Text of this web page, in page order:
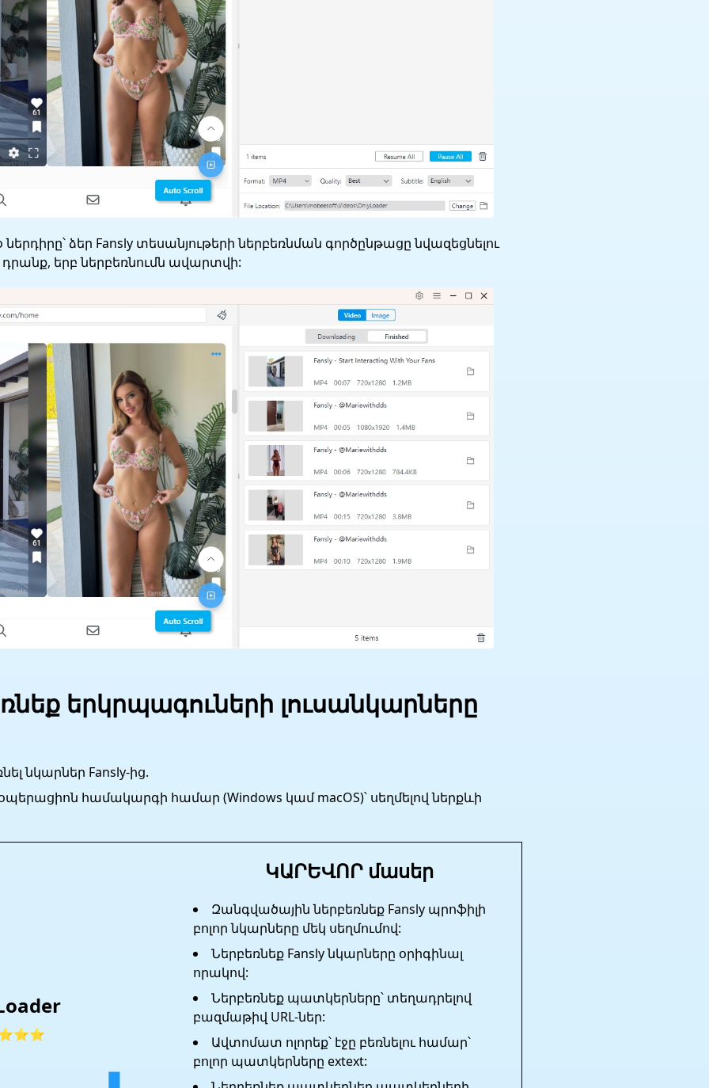
ներդիրը՝ ձեր Fansly տեսանյութերի ներբեռնման գործընթացը նվազեցնելու
երբ ներբեռնումն ավարտվի:
երկրպագուների լուսանկարները
նկարներ Fansly-ից.
օպերացիոն համակարգի համար (Windows կամ macOS)՝ սեղմելով ներքևի
ԿԱՐԵՎՈՐ մասեր
Զանգվածային ներբեռնեք Fansly պրոֆիլի
բոլոր նկարները մեկ սեղմումով:
Ներբեռնեք Fansly նկարները օրիգինալ
որակով:
Ներբեռնեք պատկերները՝ տեղադրելով
բազմաթիվ URL-ներ:
Ավտոմատ ոլորեք՝ էջը բեռնելու համար՝
բոլոր պատկերները extext: